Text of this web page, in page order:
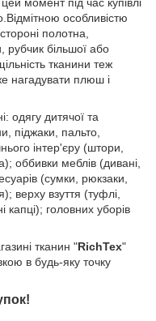
особливістю
полотна,
рубчик більшої або
тканини теж
нагадувати плюш і
одягу дитячої та
піджаки, пальто,
інтер'єру (штори,
оббивки меблів (дивані,
(сумки, рюкзаки,
верху взуття (туфлі,
капці); головних уборів
тканин "RichTex"
в будь-яку точку